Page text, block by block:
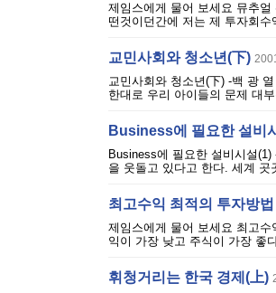
제임스에게 물어 보세요 뮤추
떤것이던간에 저는 제 투자회
교민사회와 청소년(下)
교민사회와 청소년(下) -백 광
한대로 우리 아이들의 문제 대
Business에 필요한 설비
Business에 필요한 설비시설
을 웃돌고 있다고 한다. 세계
최고수익 최적의 투자방법
제임스에게 물어 보세요 최고
익이 가장 낮고 주식이 가장 좋
휘청거리는 한국 경제(上)